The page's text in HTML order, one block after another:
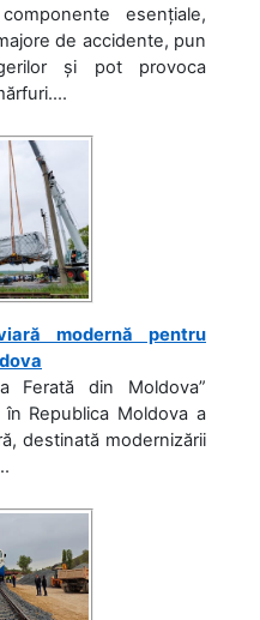
esențiale,
de accidente, pun
și pot provoca
modernă pentru
Ferată din Moldova”
Republica Moldova a
destinată modernizării